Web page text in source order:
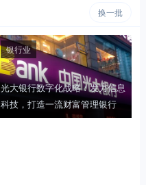
换一批
光大银行数字化战略：发力信息
科技，打造一流财富管理银行
银行业